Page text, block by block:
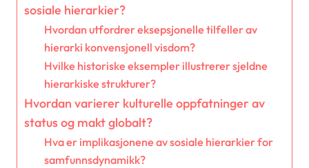
sosiale hierarkier?
Hvordan utfordrer eksepsjonelle tilfeller av
hierarki konvensjonell visdom?
Hvilke historiske eksempler illustrerer sjeldne
hierarkiske strukturer?
Hvordan varierer kulturelle oppfatninger av
status og makt globalt?
Hva er implikasjonene av sosiale hierarkier for
samfunnsdynamikk?